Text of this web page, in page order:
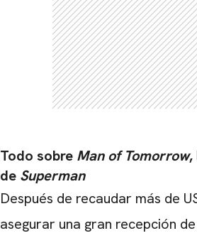
Todo sobre Man of Tomorrow,
de Superman
Después de recaudar más de
asegurar una gran recepción